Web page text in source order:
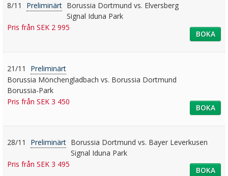
8/11 Preliminärt Borussia Dortmund vs. Elversberg
Signal Iduna Park
Pris från SEK 2 995
BOKA
21/11
Preliminärt
Borussia Mönchengladbach vs. Borussia Dortmund
Borussia-Park
Pris från SEK 3 450
BOKA
28/11 Preliminärt Borussia Dortmund vs. Bayer Leverkusen
Signal Iduna Park
Pris från SEK 3 495
BOKA